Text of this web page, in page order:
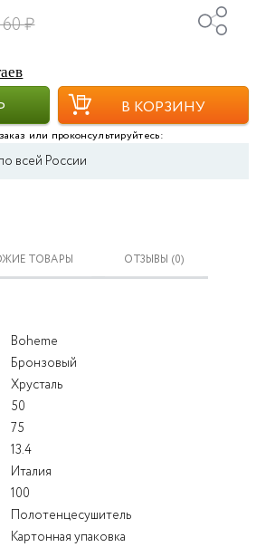
₽
В КОРЗИНУ
или проконсультируйтесь:
всей России
ТОВАРЫ ОТЗЫВЫ (0)
Boheme
Бронзовый
Хрусталь
50
75
13.4
Италия
100
Полотенцесушитель
Картонная упаковка